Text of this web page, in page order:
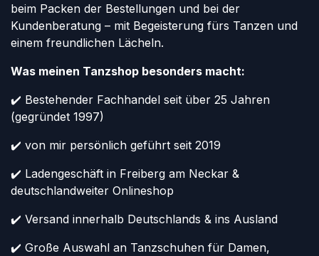
beim Packen der Bestellungen und bei der
Kundenberatung – mit Begeisterung fürs Tanzen und
einem freundlichen Lächeln.
Was meinen Tanzshop besonders macht:
✔️ Bestehender Fachhandel seit über 25 Jahren
(gegründet 1997)
✔️ von mir persönlich geführt seit 2019
✔️ Ladengeschäft in Freiberg am Neckar &
deutschlandweiter Onlineshop
✔️ Versand innerhalb Deutschlands & ins Ausland
✔️ Große Auswahl an Tanzschuhen für Damen,